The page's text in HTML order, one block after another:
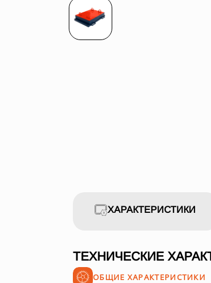
ХАРАКТЕРИСТИКИ
ТЕХНИЧЕСКИЕ
ОБЩИЕ ХАРАКТЕРИСТИКИ